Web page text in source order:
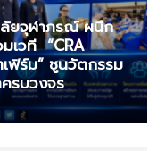
ลัยจุฬาภรณ์ ผนึก
เวที “CRA
ฟิร์ม” ชูนวัตกรรม
รบวงจร